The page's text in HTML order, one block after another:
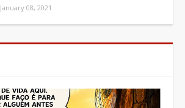
January 08, 2021